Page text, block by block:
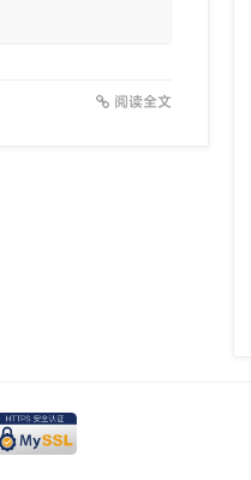
阅读全文